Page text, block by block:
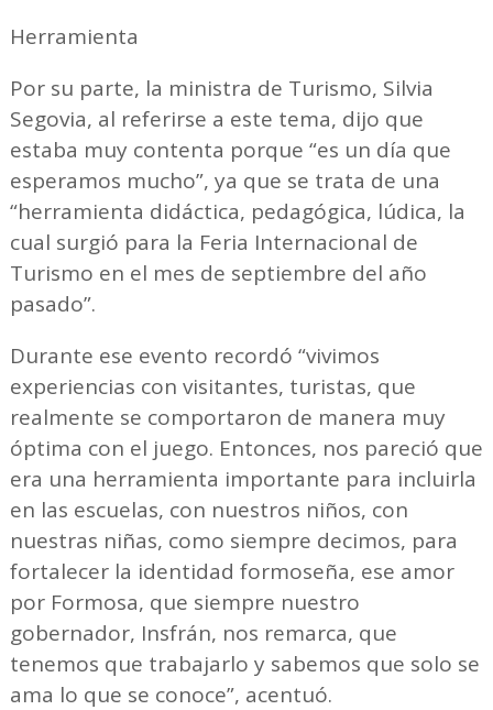
Herramienta
Por su parte, la ministra de Turismo, Silvia
Segovia, al referirse a este tema, dijo que
estaba muy contenta porque “es un día que
esperamos mucho”, ya que se trata de una
“herramienta didáctica, pedagógica, lúdica, la
cual surgió para la Feria Internacional de
Turismo en el mes de septiembre del año
pasado”.
Durante ese evento recordó “vivimos
experiencias con visitantes, turistas, que
realmente se comportaron de manera muy
óptima con el juego. Entonces, nos pareció que
era una herramienta importante para incluirla
en las escuelas, con nuestros niños, con
nuestras niñas, como siempre decimos, para
fortalecer la identidad formoseña, ese amor
por Formosa, que siempre nuestro
gobernador, Insfrán, nos remarca, que
tenemos que trabajarlo y sabemos que solo se
ama lo que se conoce”, acentuó.